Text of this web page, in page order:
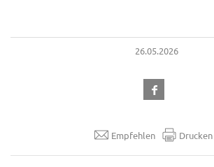
26.05.2026
Empfehlen Drucken